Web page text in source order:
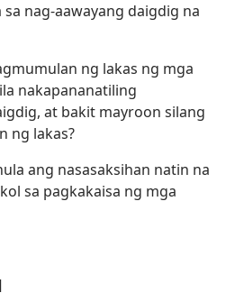
nag-aawayang daigdig na
ng lakas ng mga
nakapananatiling
at bakit mayroon silang
ng lakas?
ang nasasaksihan natin na
sa pagkakaisa ng mga